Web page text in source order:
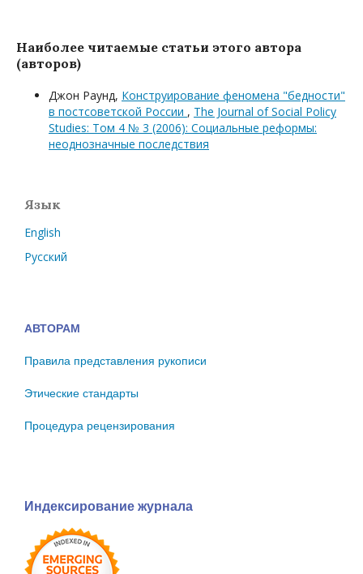
Наиболее читаемые статьи этого автора
(авторов)
Джон Раунд, Конструирование феномена "бедности"
в постсоветской России , The Journal of Social Policy
Studies: Том 4 № 3 (2006): Социальные реформы:
неоднозначные последствия
Язык
English
Русский
АВТОРАМ
Правила представления рукописи
Этические стандарты
Процедура рецензирования
Индексирование журнала